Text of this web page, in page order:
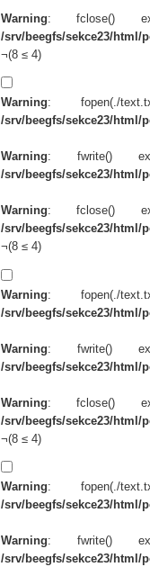
Warning: fclose()
/srv/beegfs/sekce23/html/
¬(8 ≤ 4)
Warning: fopen(./
/srv/beegfs/sekce23/html/
Warning: fwrite()
/srv/beegfs/sekce23/html/
Warning: fclose()
/srv/beegfs/sekce23/html/
¬(8 ≤ 4)
Warning: fopen(./
/srv/beegfs/sekce23/html/
Warning: fwrite()
/srv/beegfs/sekce23/html/
Warning: fclose()
/srv/beegfs/sekce23/html/
¬(8 ≤ 4)
Warning: fopen(./
/srv/beegfs/sekce23/html/
Warning: fwrite()
/srv/beegfs/sekce23/html/